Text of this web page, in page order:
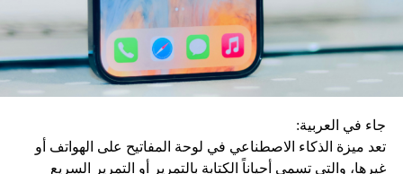
والجهد على مستخدمي التطبيق الأخضر.
جاء في العربية:
تعد ميزة الذكاء الاصطناعي في لوحة المفاتيح على الهواتف أو
غيرها، والتي تسمى أحياناً الكتابة بالتمرير أو التمرير السريع